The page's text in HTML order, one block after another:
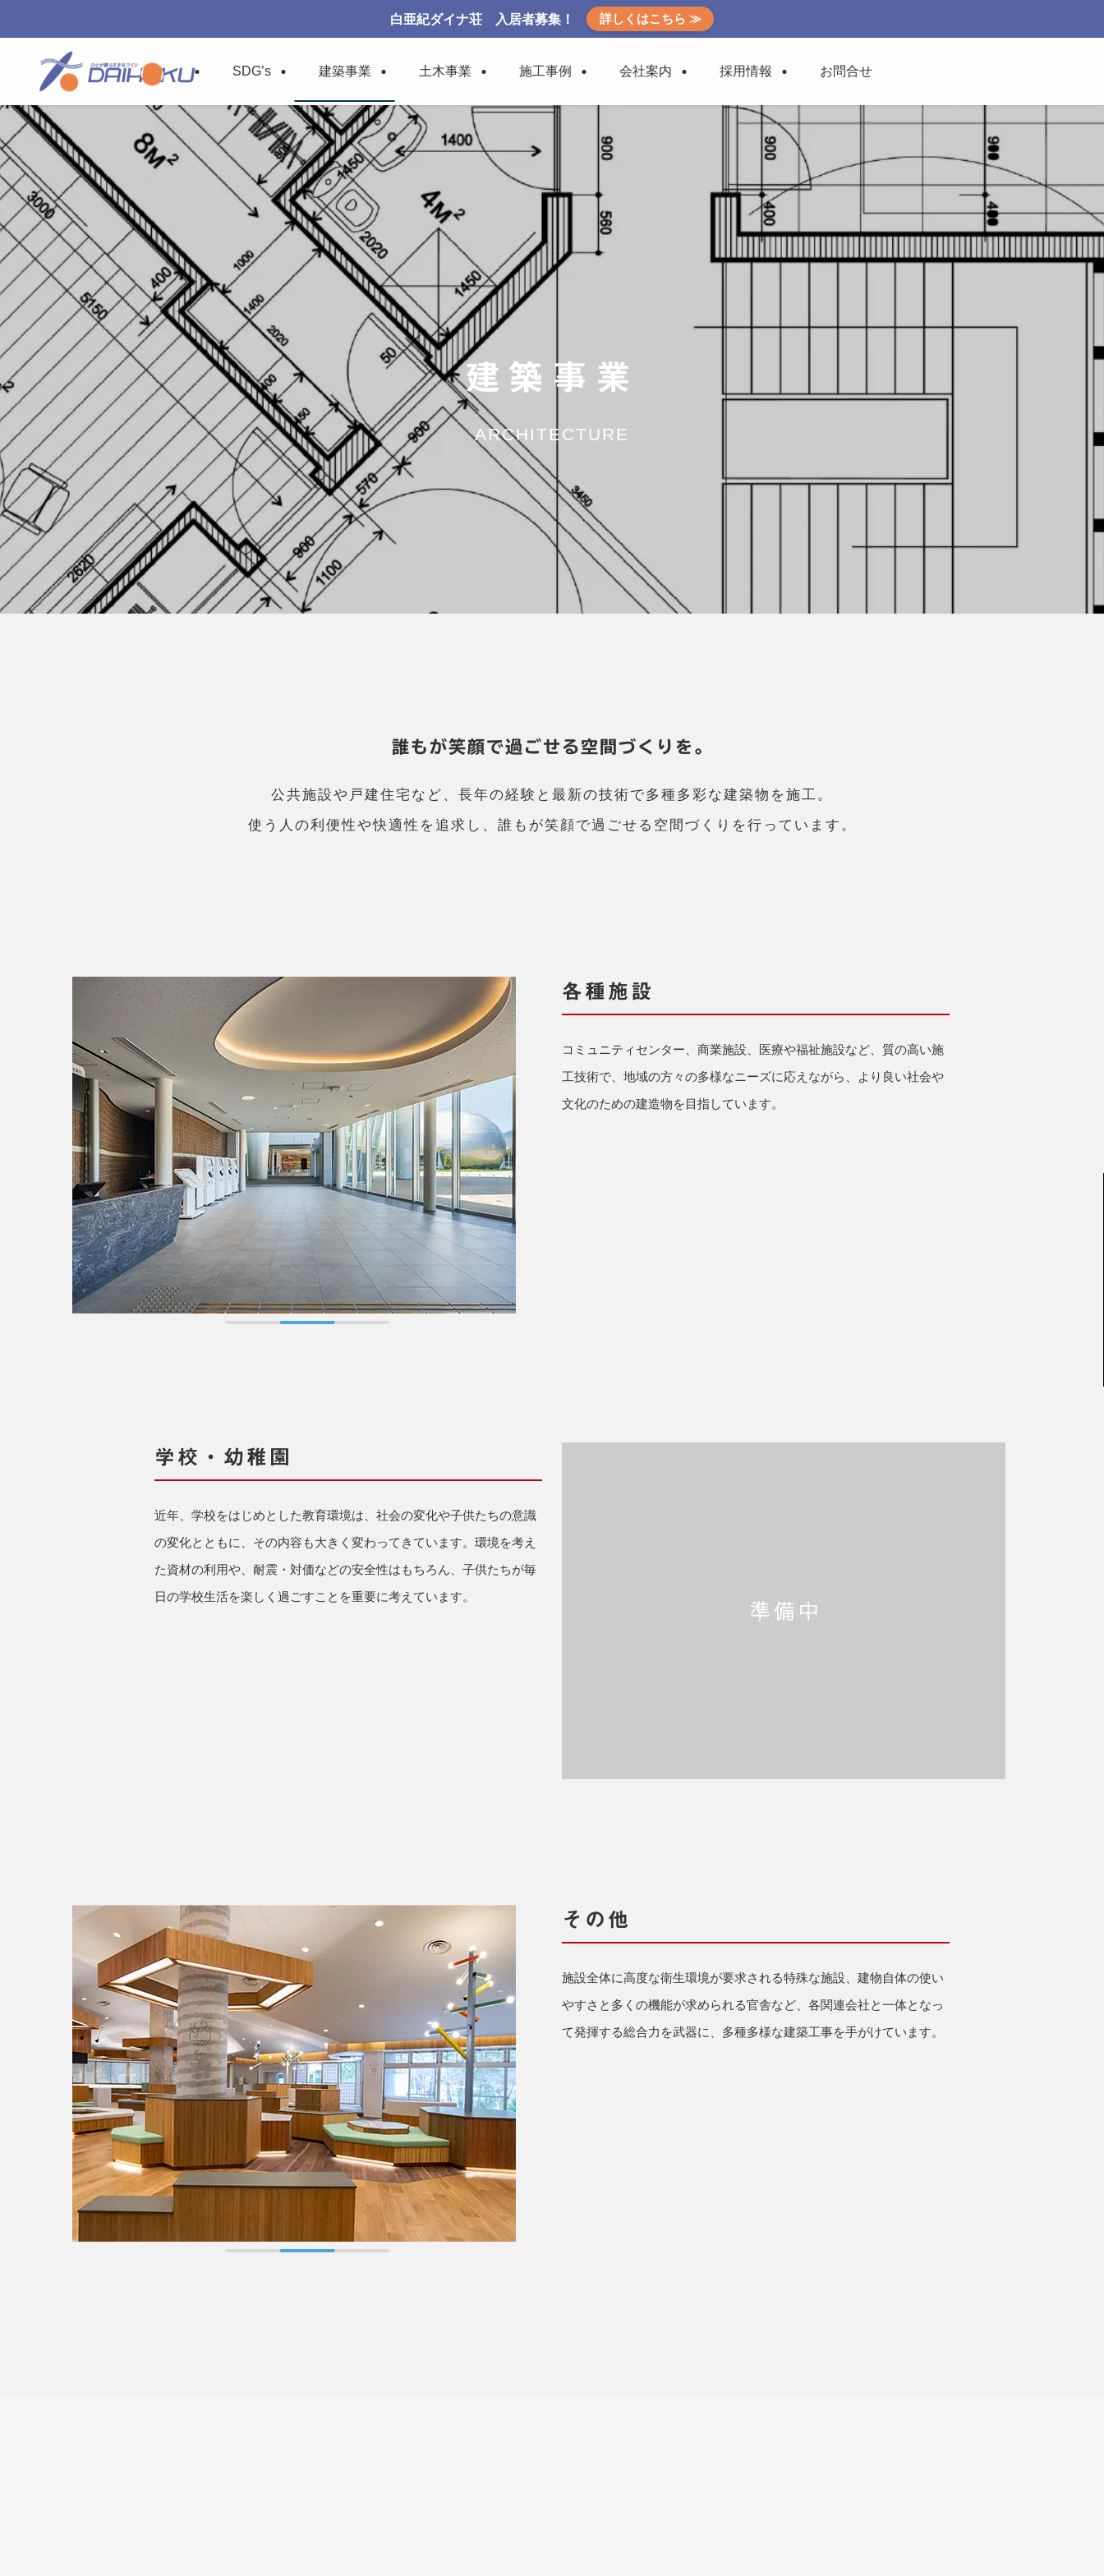
白亜紀ダイナ荘 入居者募集！ 詳しくはこちら ≫
SDG’s 建築事業 土木事業 施工事例 会社案内 採用情報 お問合せ
建築事業
ARCHITECTURE
誰もが笑顔で過ごせる空間づくりを。
公共施設や戸建住宅など、長年の経験と最新の技術で多種多彩な建築物を施工。
使う人の利便性や快適性を追求し、誰もが笑顔で過ごせる空間づくりを行っています。
各種施設
コミュニティセンター、商業施設、医療や福祉施設など、質の高い施
工技術で、地域の方々の多様なニーズに応えながら、より良い社会や
文化のための建造物を目指しています。
学校・幼稚園
近年、学校をはじめとした教育環境は、社会の変化や子供たちの意識
の変化とともに、その内容も大きく変わってきています。環境を考え
た資材の利用や、耐震・対価などの安全性はもちろん、子供たちが毎
日の学校生活を楽しく過ごすことを重要に考えています。
その他
施設全体に高度な衛生環境が要求される特殊な施設、建物自体の使い
やすさと多くの機能が求められる官舎など、各関連会社と一体となっ
て発揮する総合力を武器に、多種多様な建築工事を手がけています。